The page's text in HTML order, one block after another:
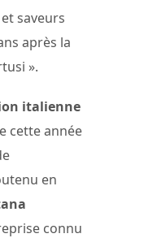
saveurs
après la
».
italienne
cette année
en
connu